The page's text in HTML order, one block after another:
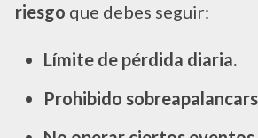
riesgo que debes seguir:
Límite de pérdida diaria.
Prohibido